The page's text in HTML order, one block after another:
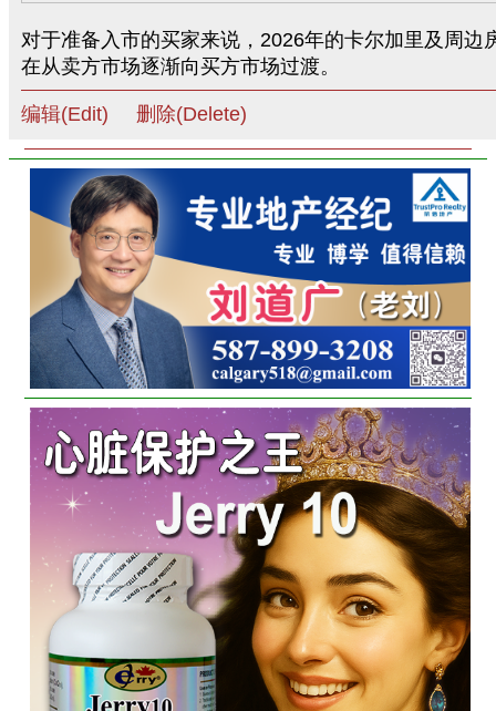
对于准备入市的买家来说，2026年的卡尔加里及周边
在从卖方市场逐渐向买方市场过渡。
编辑(Edit) 删除(Delete)